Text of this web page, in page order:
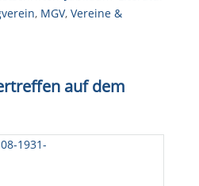
, MGV, Vereine &
auf dem